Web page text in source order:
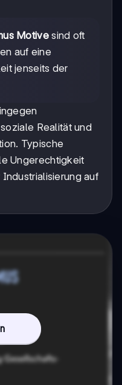
Motivesind oft
auf eine
jenseits der
Realität und
Typische
Ungerechtigkeit
auf